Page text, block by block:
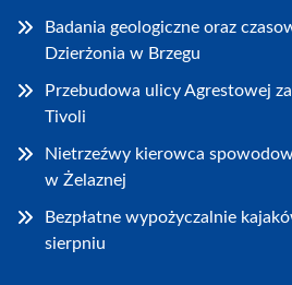
Badania geologiczne oraz
Dzierżonia w Brzegu
Przebudowa ulicy Agrestowej
Tivoli
Nietrzeźwy kierowca
w Żelaznej
Bezpłatne wypożyczalnie
sierpniu